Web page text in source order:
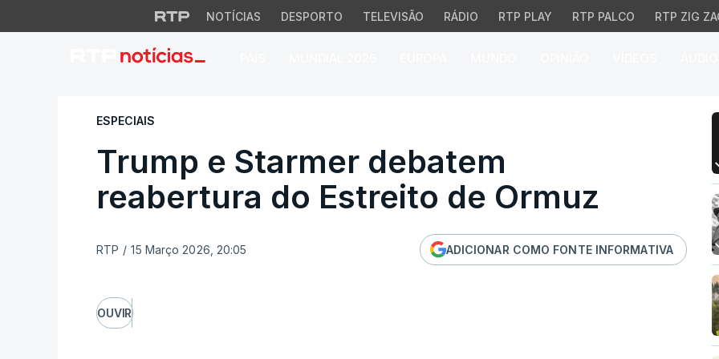
NOTÍCIAS DESPORTO TELEVISÃO RÁDIO RTP PLAY RTP PALCO RTP ZIG
Trump e Starmer debatem reabertura do
ESPECIAIS
Trump e Starmer debatem
reabertura do Estreito de Ormuz
RTP / 15 Março 2026, 20:05 ADICIONAR COMO FONTE INFORMATIVA
OUVIR